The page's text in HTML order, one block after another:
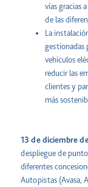
vías gracias
de las
La
gestionadas
vehículos
reducir las
clientes y
más
13 de diciembre
despliegue de
diferentes
Autopistas (Avasa,